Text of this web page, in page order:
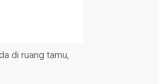
di ruang tamu,